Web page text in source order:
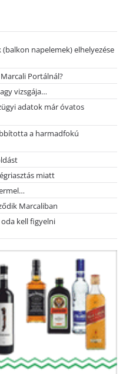
napelemek) elhelyezése
Portálnál?
vizsgája…
adatok már óvatos
a harmadfokú
miatt
Marcaliban
kell figyelni